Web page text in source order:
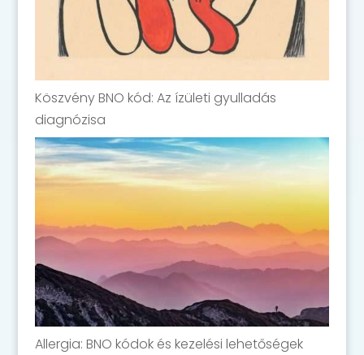
Köszvény BNO kód: Az ízületi gyulladás
diagnózisa
Allergia: BNO kódok és kezelési lehetőségek